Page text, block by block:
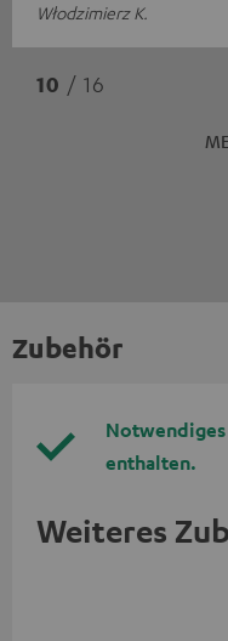
Włodzimierz K.
10 / 16
Zubehör
enthalten.
Weiteres